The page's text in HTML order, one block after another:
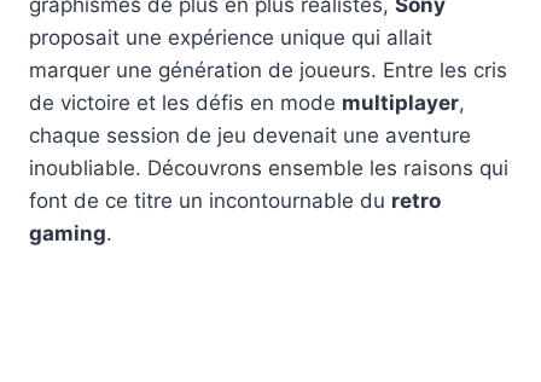
proposait une expérience unique qui allait
marquer une génération de joueurs. Entre les cris
de victoire et les défis en mode multiplayer,
chaque session de jeu devenait une aventure
inoubliable. Découvrons ensemble les raisons qui
font de ce titre un incontournable du retro
gaming.